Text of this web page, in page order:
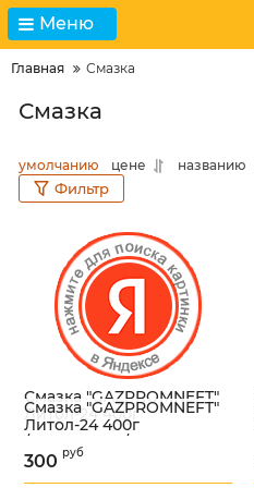
Меню
Главная Смазка
Смазка
умолчанию цене названию
Фильтр
Смазка "GAZPROMNEFT"
Литол-24 400г
/2389906872/
Артикул: 00000013957
Смазка "GAZPROMNEFT"
Литол-24 400г
/2389906872/
Артикул:
300 руб